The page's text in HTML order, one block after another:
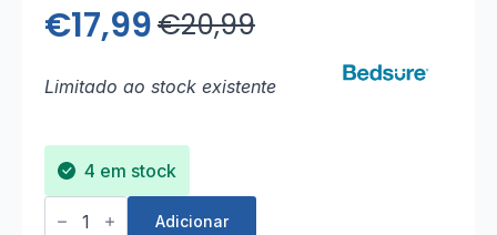
€20,99
O
preço
era:
€20,99.
€17,99
O
preço
é:
€17,99.
Limitado ao stock existente
4 em stock
Quantidade
de
Adicionar